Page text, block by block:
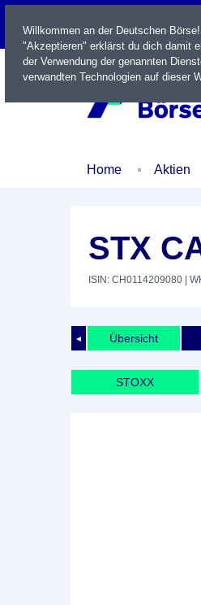
LIVE
Home Aktien
STX
ISIN: CH0114209080 |
◄ Übersicht
STOXX
Willkommen an der Deutschen
"Akzeptieren" erklärst du dich damit
der Verwendung der genannten
verwandten Technologien auf dieser